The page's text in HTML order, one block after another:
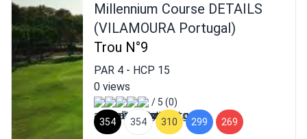
Millennium Course DETAILS
(VILAMOURA Portugal)
Trou N°9
PAR 4- HCP 15
0 views
/ 5 (0)
354
354 310 299 269